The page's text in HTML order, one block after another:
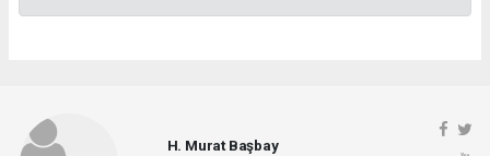
H. Murat Başbay